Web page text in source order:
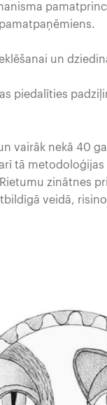
un
piedalīties
vairāk nekā 40
tā
zinātnes
veidā,